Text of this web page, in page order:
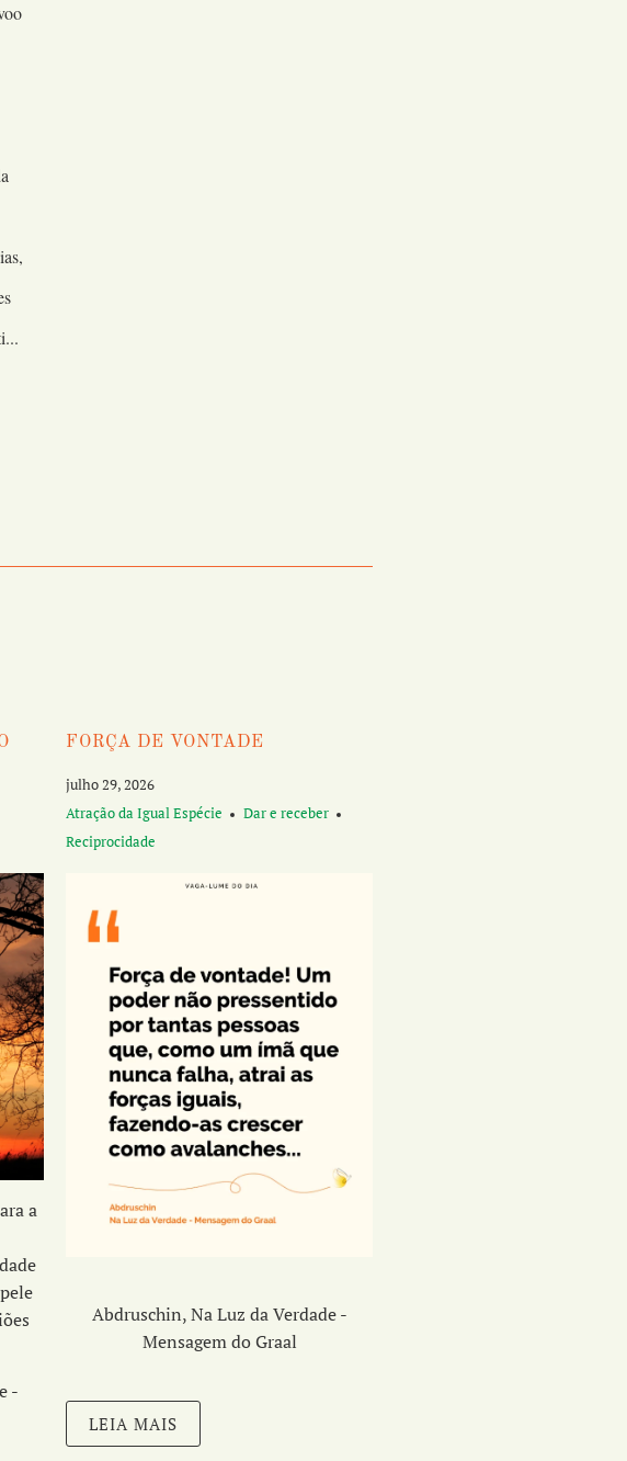
a
-
FORÇA DE VONTADE
julho 29, 2026
Atração da Igual Espécie
Dar e receber
Reciprocidade
Abdruschin, Na Luz da Verdade -
Mensagem do Graal
LEIA MAIS